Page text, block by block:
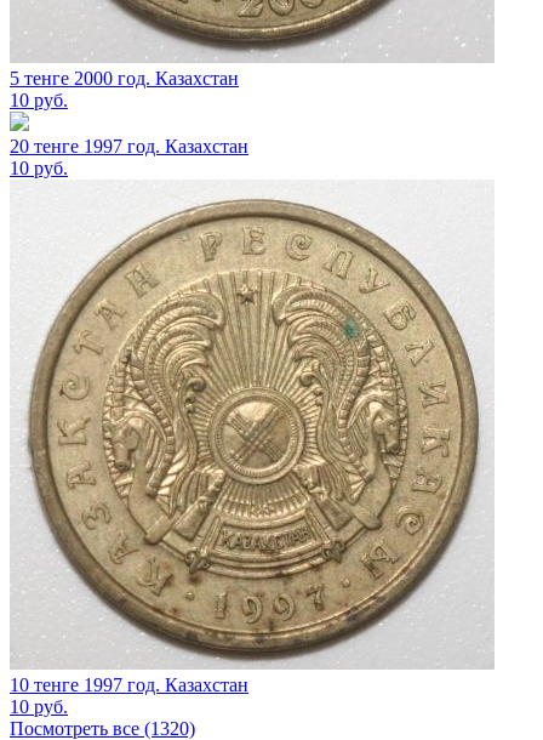
5 тенге 2000 год. Казахстан
10 руб.
20 тенге 1997 год. Казахстан
10 руб.
10 тенге 1997 год. Казахстан
10 руб.
Посмотреть все (1320)